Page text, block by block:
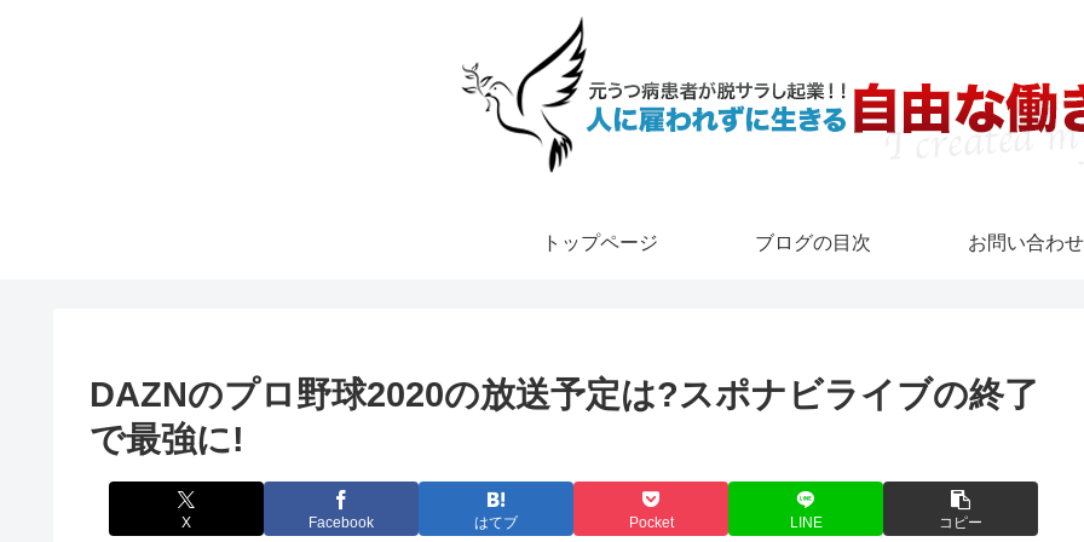
トップページ ブログの目次 お問い合わせ
DAZNのプロ野球2020の放送予定は?スポナビライブの終了
で最強に!
X Facebook はてブ Pocket LINE コピー